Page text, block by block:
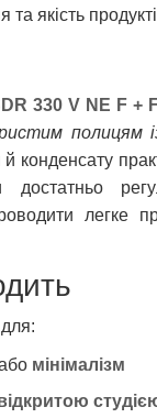
якість
330 V NE F +
полицям
конденсату
достатньо
легке
мінімалізм